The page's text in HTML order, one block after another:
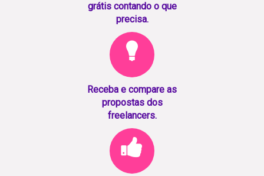
grátis contando o que
precisa.
Receba e compare as
propostas dos
freelancers.